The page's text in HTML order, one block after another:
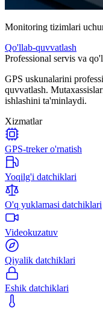
Monitoring tizimlari
Qo'llab-quvvatlash
Professional servis va
GPS uskunalarini
quvvatlash.
ishlashini ta'minlaydi.
Xizmatlar
GPS-treker o'rnatish
Yoqilg'i datchiklari
O'q yuklamasi datchiklari
Videokuzatuv
Qiyalik datchiklari
Eshik datchiklari